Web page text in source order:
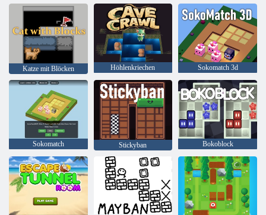
Katze mit Blöcken Höhlenkriechen Sokomatch 3d
Sokomatch Stickyban Bokoblock